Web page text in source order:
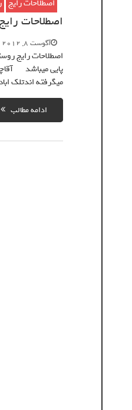
اصطلاحات
اصطلاحات رایج
آگوست 8, 2012
اصطلاحات رایج
پایی میباشد
میگرفته اندتلک
ادامه مطالب